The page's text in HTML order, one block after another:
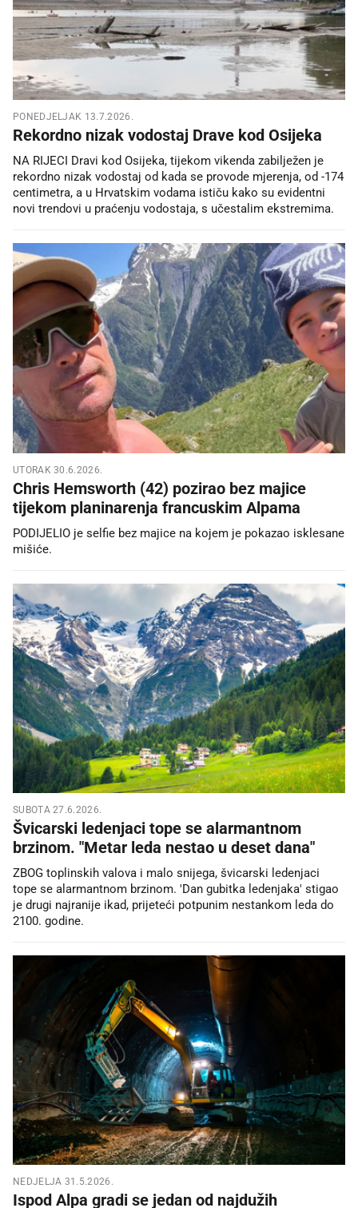
PONEDJELJAK 13.7.2026.
Rekordno nizak vodostaj Drave kod Osijeka
NA RIJECI Dravi kod Osijeka, tijekom vikenda zabilježen je
rekordno nizak vodostaj od kada se provode mjerenja, od -174
centimetra, a u Hrvatskim vodama ističu kako su evidentni
novi trendovi u praćenju vodostaja, s učestalim ekstremima.
UTORAK 30.6.2026.
Chris Hemsworth (42) pozirao bez majice
tijekom planinarenja francuskim Alpama
PODIJELIO je selfie bez majice na kojem je pokazao isklesane
mišiće.
SUBOTA 27.6.2026.
Švicarski ledenjaci tope se alarmantnom
brzinom. "Metar leda nestao u deset dana"
ZBOG toplinskih valova i malo snijega, švicarski ledenjaci
tope se alarmantnom brzinom. 'Dan gubitka ledenjaka' stigao
je drugi najranije ikad, prijeteći potpunim nestankom leda do
2100. godine.
NEDJELJA 31.5.2026.
Ispod Alpa gradi se jedan od najdužih